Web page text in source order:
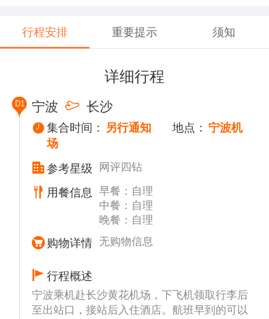
行程安排 重要提示 须知
详细行程
D1 宁波 长沙
集合时间： 另行通知 地点： 宁波机
场
参考星级
网评四钻
用餐信息
早餐：自理
中餐：自理
晚餐：自理
购物详情 无购物信息
行程概述
宁波乘机赴长沙黄花机场，下飞机领取行李后
至出站口，接站后入住酒店。航班早到的可以